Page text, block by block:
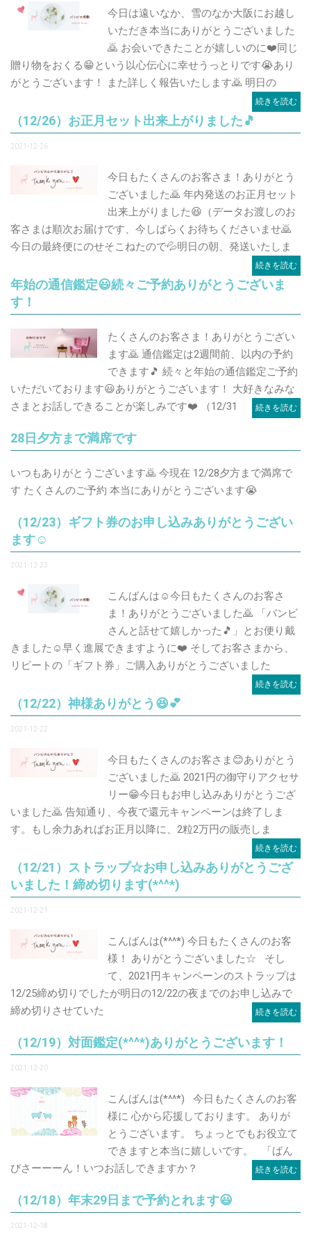
今日は遠いなか、雪のなか大阪にお越し
いただき本当にありがとうございました
🙇 お会いできたことが嬉しいのに❤️同じ
贈り物をおくる😁という以心伝心に幸せうっとりです😭あり
がとうございます！ また詳しく報告いたします🙇 明日の
続きを読む
（12/26）お正月セット出来上がりました🎵
2021-12-26
今日もたくさんのお客さま！ありがとう
ございました🙇 年内発送のお正月セット
出来上がりました😆（データお渡しのお
客さまは順次お届けです、今しばらくお待ちくださいませ🙇
今日の最終便にのせそこねたので💦明日の朝、発送いたしま
続きを読む
年始の通信鑑定😃続々ご予約ありがとうございま
す！
たくさんのお客さま！ありがとうござい
ます🙇 通信鑑定は2週間前、以内の予約
できます🎵 続々と年始の通信鑑定ご予約
いただいております😃ありがとうございます！ 大好きなみな
さまとお話しできることが楽しみです❤️ （12/31
続きを読む
28日夕方まで満席です
いつもありがとうございます🙇 今現在 12/28夕方まで満席で
す たくさんのご予約 本当にありがとうございます😭
（12/23）ギフト券のお申し込みありがとうござい
ます☺️
2021-12-23
こんばんは☺️今日もたくさんのお客さ
ま！ありがとうございました🙇 「バンビ
さんと話せて嬉しかった🎵」とお便り戴
きました☺️早く進展できますように❤️ そしてお客さまから、
リピートの「ギフト券」ご購入ありがとうございました
続きを読む
（12/22）神様ありがとう😆💕
2021-12-22
今日もたくさんのお客さま😊ありがとう
ございました🙇 2021円の御守りアクセサ
リー😁今日もお申し込みありがとうござ
いました🙇 告知通り、今夜で還元キャンペーンは終了しま
す。もし余力あればお正月以降に、2粒2万円の販売しま
続きを読む
（12/21）ストラップ☆お申し込みありがとうござ
いました！締め切ります(*^^*)
2021-12-21
こんばんは(*^^*) 今日もたくさんのお客
様！ ありがとうございました☆ そし
て、2021円キャンペーンのストラップは
12/25締め切りでしたが明日の12/22の夜までのお申し込みで
締め切りさせていた
続きを読む
（12/19）対面鑑定(*^^*)ありがとうございます！
2021-12-20
こんばんは(*^^*) 今日もたくさんのお客
様に 心から応援しております。 ありが
とうございます。 ちょっとでもお役立て
できますと本当に嬉しいです。 「ばん
びさーーーん！いつお話しできますか？
続きを読む
（12/18）年末29日まで予約とれます😃
2021-12-18